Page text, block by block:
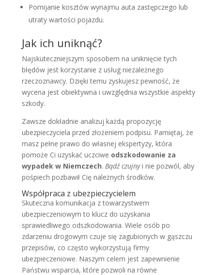
Pomijanie kosztów wynajmu auta zastępczego lub
utraty wartości pojazdu.
Jak ich uniknąć?
Najskuteczniejszym sposobem na uniknięcie tych
błędów jest korzystanie z usług niezależnego
rzeczoznawcy. Dzięki temu zyskujesz pewność, że
wycena jest obiektywna i uwzględnia wszystkie aspekty
szkody.
Zawsze dokładnie analizuj każdą propozycję
ubezpieczyciela przed złożeniem podpisu. Pamiętaj, że
masz pełne prawo do własnej ekspertyzy, która
pomoże Ci uzyskać uczciwe odszkodowanie za
wypadek w Niemczech. Bądź czujnyi nie pozwól, aby
pośpiech pozbawił Cię należnych środków.
Współpraca z ubezpieczycielem
Skuteczna komunikacja z towarzystwem
ubezpieczeniowym to klucz do uzyskania
sprawiedliwego odszkodowania. Wiele osób po
zdarzeniu drogowym czuje się zagubionych w gąszczu
przepisów, co często wykorzystują firmy
ubezpieczeniowe. Naszym celem jest zapewnienie
Państwu wsparcia, które pozwoli na równe